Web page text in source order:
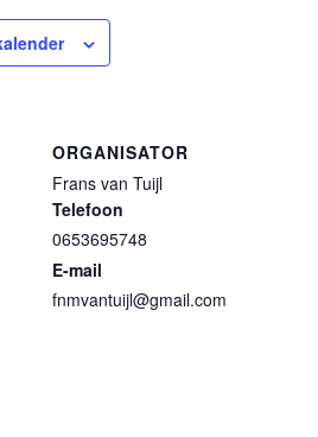
ORGANISATOR
Frans van Tuijl
Telefoon
0653695748
E-mail
fnmvantuijl@gmail.com